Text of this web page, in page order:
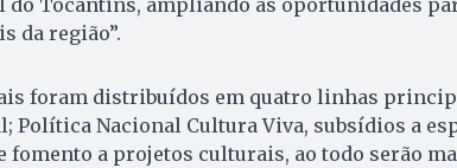
do Tocantins, ampliando as oportunidades
da região”.
foram distribuídos em quatro linhas
Política Nacional Cultura Viva, subsídios a
fomento a projetos culturais, ao todo serão